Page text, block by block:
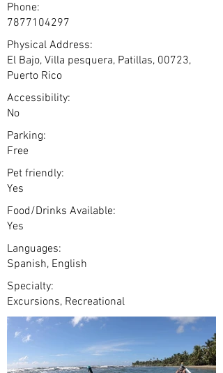
Phone:
7877104297
Physical Address:
El Bajo, Villa pesquera, Patillas, 00723,
Puerto Rico
Accessibility:
No
Parking:
Free
Pet friendly:
Yes
Food/Drinks Available:
Yes
Languages:
Spanish, English
Specialty:
Excursions, Recreational